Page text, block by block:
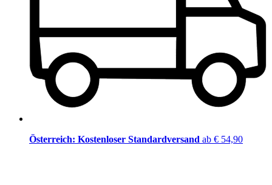
Österreich: Kostenloser Standardversand ab € 54,90